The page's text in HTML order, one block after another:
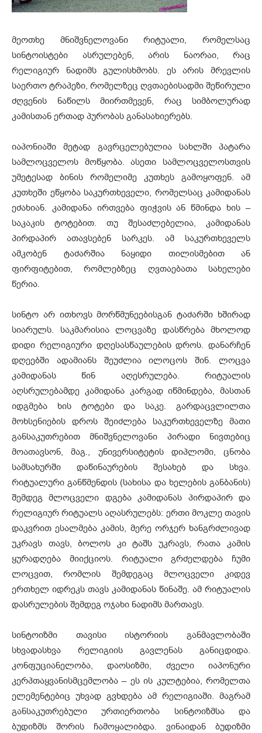
მეოთხე მნიშვნელოვანი რიტუალი, რომელსაც
სინტოისტები ასრულებენ, არის ნაორაი, რაც
რელიგიურ ნადიმს გულისხმობს. ეს არის მრევლის
საერთო ტრაპეზი, რომელზეც ღვთაებისადმი შეწირული
ძღვენის ნაწილს მიირთმევენ, რაც სიმბოლურად
კამისთან ერთად პურობას განასახიერებს.
იაპონიაში მეტად გავრცელებულია სახლში პატარა
სამლოცველოს მოწყობა. ასეთი სამლოცველოსთვის
უმეტესად ბინის რომელიმე კუთხეს გამოყოფენ. ამ
კუთხეში ეწყობა საკურთხეველი, რომელსაც კამიდანას
ეძახიან. კამიდანა ირთვება ფიჭვის ან წმინდა ხის –
საკაკის ტოტებით. თუ შესაძლებელია, კამიდანას
პირდაპირ ათავსებენ სარკეს. ამ საკურთხეველს
ამკობენ ტაძარშია ნაყიდი თილისმებით ან
ფირფიტებით, რომლებზეც ღვთაებათა სახელები
წერია.
სინტო არ ითხოვს მორწმუნეებისგან ტაძარში ხშირად
სიარულს. საკმარისია ლოცვაზე დასწრება მხოლოდ
დიდი რელიგიური დღესასწაულების დროს. დანარჩენ
დღეებში ადამიანს შეუძლია ილოცოს შინ. ლოცვა
კამიდანას წინ აღესრულება. რიტუალის
აღსრულებამდე კამიდანა კარგად იწმინდება, მასთან
იდგმება ხის ტოტები და საკე. გარდაცვლილთა
მოხსენიების დროს შეიძლება საკურთხეველზე მათი
განსაკუთრებით მნიშვნელოვანი პირადი ნივთებიც
მოათავსონ, მაგ., უნივერსიტეტის დიპლომი, ცნობა
სამსახურში დაწინაურების შესახებ და სხვა.
რიტუალური განწმენდის (სახისა და ხელების განბანის)
შემდეგ მლოცველი დგება კამიდანას პირდაპირ და
რელიგიურ რიტუალს აღასრულებს: ერთი მოკლე თავის
დაკვრით ესალმება კამის, მერე ორჯერ ხანგრძლივად
უკრავს თავს, ბოლოს კი ტაშს უკრავს, რათა კამის
ყურადღება მიიქციოს. რიტუალი გრძელდება ჩუმი
ლოცვით, რომლის შემდეგაც მლოცველი კიდევ
ერთხელ იდრეკს თავს კამიდანას წინაშე. ამ რიტუალის
დასრულების შემდეგ ოჯახი ნადიმს მართავს.
სინტოიზმი თავისი ისტორიის განმავლობაში
სხვადასხვა რელიგიის გავლენას განიცდიდა.
კონფუციანელობა, დაოსიზმი, ძველი იაპონური
კერპთაყვანისმცემლობა – ეს ის კულტებია, რომელთა
ელემენტებიც უხვად გვხდება ამ რელიგიაში. მაგრამ
განსაკუთრებული ურთიერთობა სინტოიზმსა და
ბუდიზმს შორის ჩამოყალიბდა. ვინაიდან ბუდიზმი